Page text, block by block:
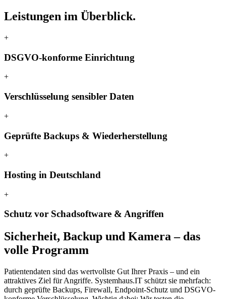
Leistungen im Überblick.
+
DSGVO-konforme Einrichtung
+
Verschlüsselung sensibler Daten
+
Geprüfte Backups & Wiederherstellung
+
Hosting in Deutschland
+
Schutz vor Schadsoftware & Angriffen
Sicherheit, Backup und Kamera – das
volle Programm
Patientendaten sind das wertvollste Gut Ihrer Praxis – und ein
attraktives Ziel für Angriffe. Systemhaus.IT schützt sie mehrfach:
durch geprüfte Backups, Firewall, Endpoint-Schutz und DSGVO-